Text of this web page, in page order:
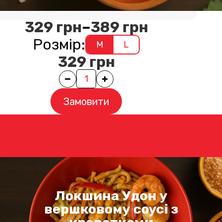
M-350г.
329 грн–389 грн
Розмір:
M L
329 грн
Quantity
Замовити
Локшина Удон у
вершковому соусі з